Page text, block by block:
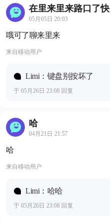
在里来里来路口了快
05月05日 20:03
哦可了聊来里来
来自移动用户
Limi：键盘别按坏了
于 05月26日 23:08 回复
哈
04月21日 21:57
哈
来自移动用户
Limi：哈哈
于 05月26日 23:08 回复